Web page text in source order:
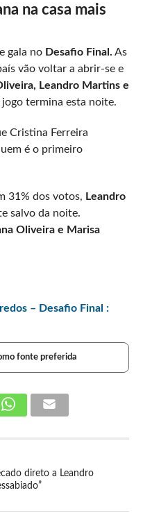
na casa mais
gala no Desafio Final. As
vão voltar a abrir-se e
Leandro Martins e
jogo termina esta noite.
Cristina Ferreira
é o primeiro
31% dos votos, Leandro
salvo da noite.
Oliveira e Marisa
– Desafio Final :
fonte preferida
direto a Leandro